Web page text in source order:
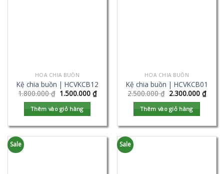
HOA CHIA BUỒN
Kệ chia buồn | HCVKCB12
1.800.000₫ 1.500.000 ₫
Thêm vào giỏ hàng
HOA CHIA BUỒN
Kệ chia buồn | HCVKCB01
2.500.000₫ 2.300.000 ₫
Thêm vào giỏ hàng
Sale Sale